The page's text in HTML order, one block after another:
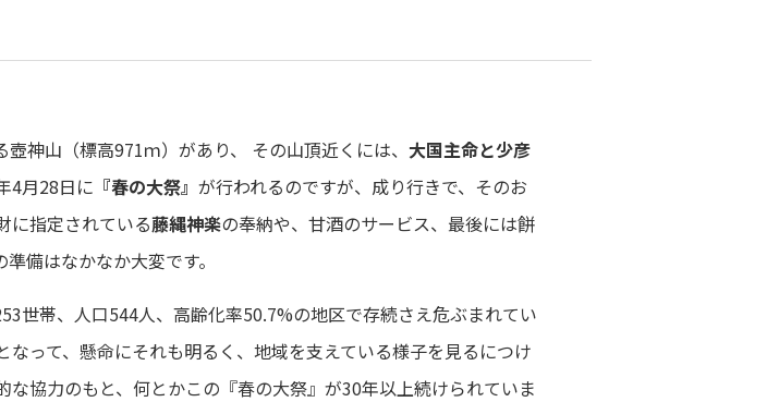
神山（標高971ｍ）があり、 その山頂近くには、 大国主命と少彦
4月28日に 『春の大祭』 が行われるのですが、成り行きで、そのお
に指定されている藤縄神楽の奉納や、甘酒のサービス、最後には餅
備はなかなか大変です。
世帯、人口544人、高齢化率50.7%の地区で存続さえ危ぶまれてい
って、懸命にそれも明るく、地域を支えている様子を見るにつけ
協力のもと、何とかこの『春の大祭』が30年以上続けられていま